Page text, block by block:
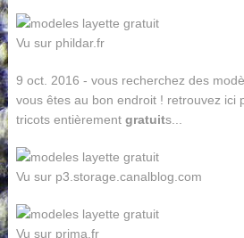
Vu sur phildar.fr
9 oct. 2016 - vous recherchez des
vous êtes au bon endroit ! retrouvez ici
tricots entièrement gratuits...
Vu sur p3.storage.canalblog.com
Vu sur prima.fr